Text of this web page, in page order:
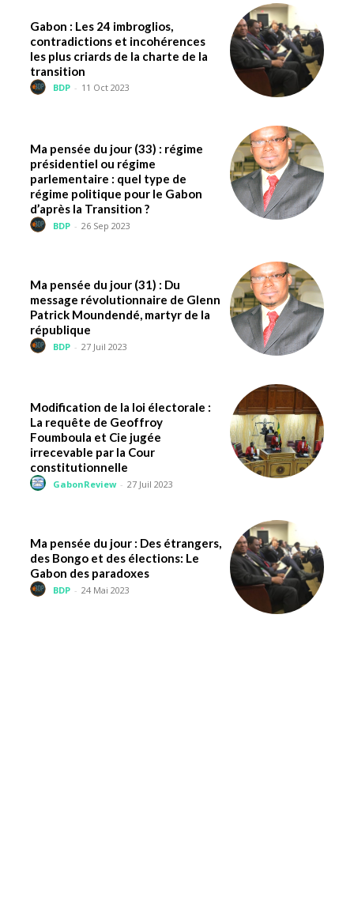
Gabon : Les 24 imbroglios,
contradictions et incohérences
les plus criards de la charte de la
transition
BDP - 11 Oct 2023
Ma pensée du jour (33) : régime
présidentiel ou régime
parlementaire : quel type de
régime politique pour le Gabon
d’après la Transition ?
BDP - 26 Sep 2023
Ma pensée du jour (31) : Du
message révolutionnaire de Glenn
Patrick Moundendé, martyr de la
république
BDP - 27 Juil 2023
Modification de la loi électorale :
La requête de Geoffroy
Foumboula et Cie jugée
irrecevable par la Cour
constitutionnelle
GabonReview - 27 Juil 2023
Ma pensée du jour : Des étrangers,
des Bongo et des élections: Le
Gabon des paradoxes
BDP - 24 Mai 2023